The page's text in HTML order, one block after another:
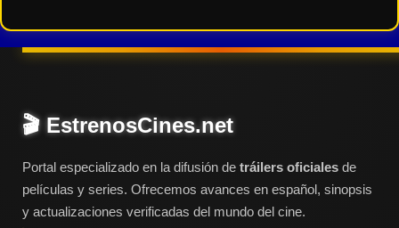
🎬 EstrenosCines.net
Portal especializado en la difusión de tráilers oficiales de
películas y series. Ofrecemos avances en español, sinopsis
y actualizaciones verificadas del mundo del cine.